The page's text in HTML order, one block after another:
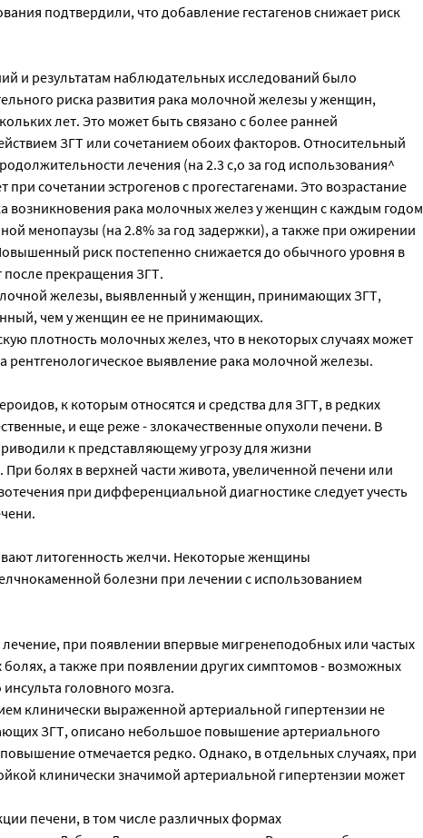
подтвердили, что добавление гестагенов снижает риск
и результатам наблюдательных исследований было
риска развития рака молочной железы у женщин,
лет. Это может быть связано с более ранней
ЗГТ или сочетанием обоих факторов. Относительный
лечения (на 2.3 с,о за год использования^
сочетании эстрогенов с прогестагенами. Это возрастание
возникновения рака молочных желез у женщин с каждым годом
менопаузы (на 2.8% за год задержки), а также при ожирении
риск постепенно снижается до обычного уровня в
после прекращения ЗГТ.
железы, выявленный у женщин, принимающих ЗГТ,
чем у женщин ее не принимающих.
плотность молочных желез, что в некоторых случаях может
рентгенологическое выявление рака молочной железы.
к которым относятся и средства для ЗГТ, в редких
и еще реже - злокачественные опухоли печени. В
к представляющему угрозу для жизни
болях в верхней части живота, увеличенной печени или
при дифференциальной диагностике следует учесть
литогенность желчи. Некоторые женщины
болезни при лечении с использованием
при появлении впервые мигренеподобных или частых
а также при появлении других симптомов - возможных
головного мозга.
клинически выраженной артериальной гипертензии не
ЗГТ, описано небольшое повышение артериального
отмечается редко. Однако, в отдельных случаях, при
клинически значимой артериальной гипертензии может
печени, в том числе различных формах